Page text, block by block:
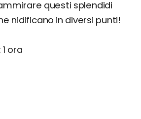
questi splendidi
nidificano in diversi punti!
: 1 ora